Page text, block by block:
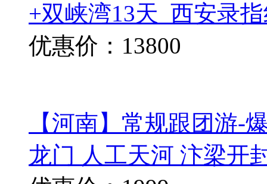
+双峡湾13天_西安录
优惠价：13800
【河南】常规跟团游-
龙门 人工天河 汴梁开